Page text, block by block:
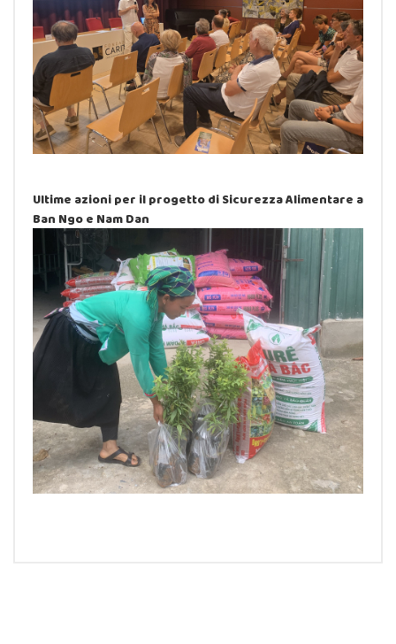
Ultime azioni per il progetto di Sicurezza Alimentare a
Ban Ngo e Nam Dan